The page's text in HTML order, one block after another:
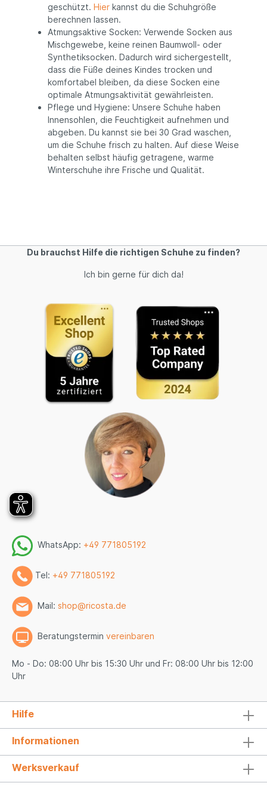
geschützt. Hier kannst du die Schuhgröße
berechnen lassen.
Atmungsaktive Socken: Verwende Socken aus
Mischgewebe, keine reinen Baumwoll- oder
Synthetiksocken. Dadurch wird sichergestellt,
dass die Füße deines Kindes trocken und
komfortabel bleiben, da diese Socken eine
optimale Atmungsaktivität gewährleisten.
Pflege und Hygiene: Unsere Schuhe haben
Innensohlen, die Feuchtigkeit aufnehmen und
abgeben. Du kannst sie bei 30 Grad waschen,
um die Schuhe frisch zu halten. Auf diese Weise
behalten selbst häufig getragene, warme
Winterschuhe ihre Frische und Qualität.
Du brauchst Hilfe die richtigen Schuhe zu finden?
Ich bin gerne für dich da!
WhatsApp: +49 771805192
Tel: +49 771805192
Mail: shop@ricosta.de
Beratungstermin vereinbaren
Mo - Do: 08:00 Uhr bis 15:30 Uhr und Fr: 08:00 Uhr bis 12:00
Uhr
Hilfe
Informationen
Werksverkauf